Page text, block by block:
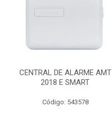
CENTRAL DE ALARME AMT
2018 E SMART
Código: 543578